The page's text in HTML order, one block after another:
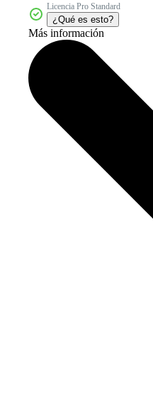
Licencia Pro Standard
¿Qué es esto?
Más información